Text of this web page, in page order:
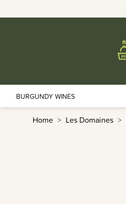
BURGUNDY WINES
Home Les Domaines